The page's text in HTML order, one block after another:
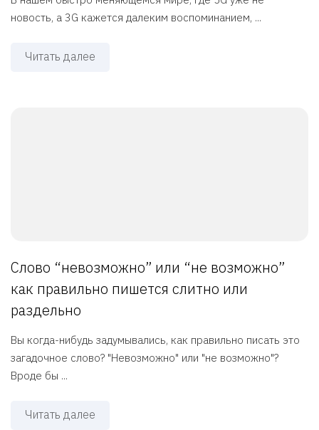
новость, а 3G кажется далеким воспоминанием, ...
Читать далее
Слово “невозможно” или “не возможно”
как правильно пишется слитно или
раздельно
Вы когда-нибудь задумывались, как правильно писать это
загадочное слово? "Невозможно" или "не возможно"?
Вроде бы ...
Читать далее